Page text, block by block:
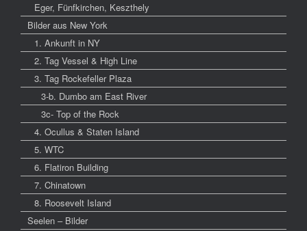
Eger, Fünfkirchen, Keszthely
Bilder aus New York
1. Ankunft in NY
2. Tag Vessel & High Line
3. Tag Rockefeller Plaza
3-b. Dumbo am East River
3c- Top of the Rock
4. Ocullus & Staten Island
5. WTC
6. Flatiron Building
7. Chinatown
8. Roosevelt Island
Seelen – Bilder